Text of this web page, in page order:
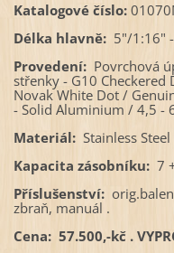
Katalogové číslo:
Délka hlavně:5"/1:16" -
Provedení:Povrchová
střenky - G10 Checkered
Novak White Dot /
- Solid Aluminium / 4,5 -
Materiál: Stainless
Kapacita zásobníku:7
Příslušenství:
zbraň, manuál .
Cena: 57.500,-kč .